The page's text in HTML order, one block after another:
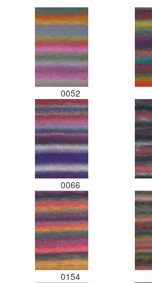
gedaan. Misschien
kleuren apart in te
een sticker welke
Desondanks zou ik
zeker wel aanbevelen
de viltwol. Goede
verhouding.
0052
0066
0154